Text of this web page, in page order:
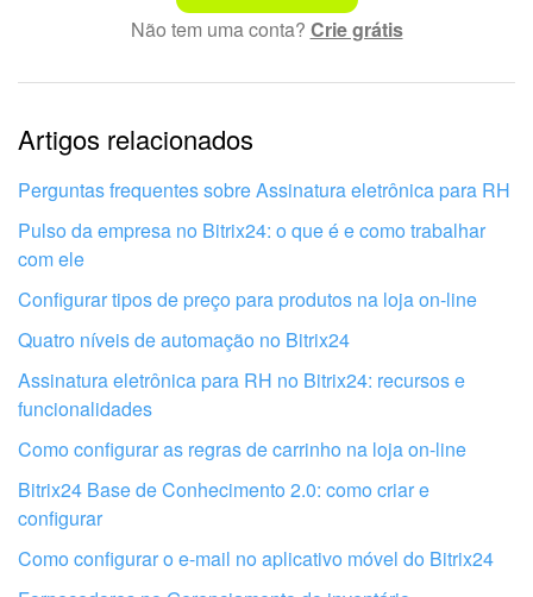
Texto complexo e incompreensível
Informações estão desatualizadas
Explicação muito breve, preciso de mais informações
Não gosto de como esta ferramenta funciona
Obtenha seu Bitrix24 configurado por
Não tem uma conta? Crie grátis
Artigos relacionados
Perguntas frequentes sobre Assinatura eletrônica para RH
Pulso da empresa no Bitrix24: o que é e como trabalhar
com ele
Configurar tipos de preço para produtos na loja on-line
Quatro níveis de automação no Bitrix24
Assinatura eletrônica para RH no Bitrix24: recursos e
funcionalidades
Como configurar as regras de carrinho na loja on-line
Bitrix24 Base de Conhecimento 2.0: como criar e
configurar
Como configurar o e-mail no aplicativo móvel do Bitrix24